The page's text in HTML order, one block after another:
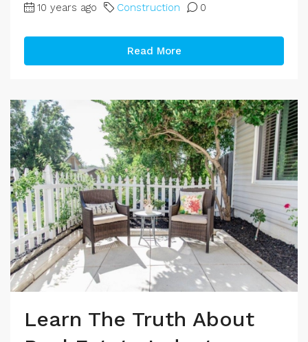
10 years ago Construction 0
Read More
Learn The Truth About